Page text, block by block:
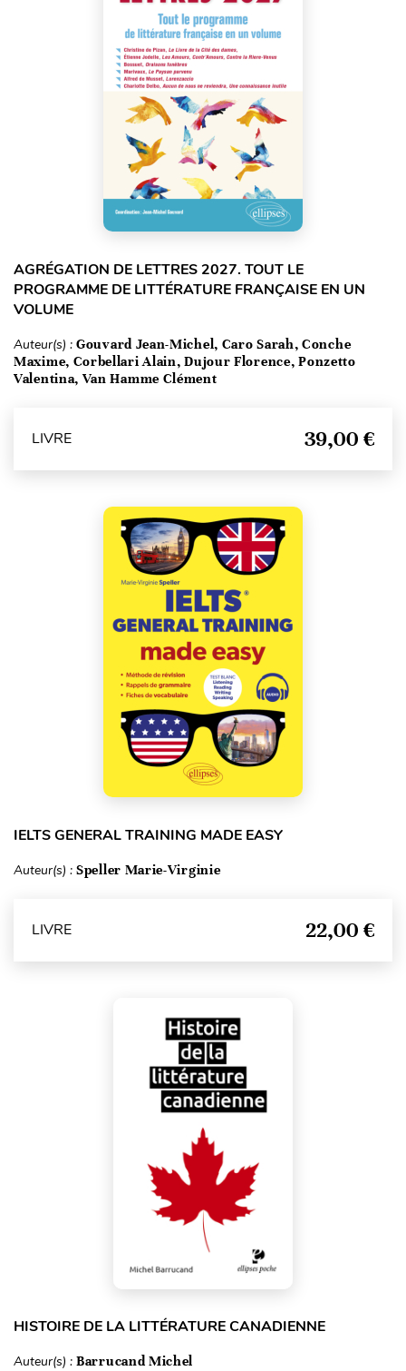
AGRÉGATION DE LETTRES 2027. TOUT LE
PROGRAMME DE LITTÉRATURE FRANÇAISE EN UN
VOLUME
Auteur(s) : Gouvard Jean-Michel, Caro Sarah, Conche
Maxime, Corbellari Alain, Dujour Florence, Ponzetto
Valentina, Van Hamme Clément
LIVRE 39,00 €
IELTS GENERAL TRAINING MADE EASY
Auteur(s) : Speller Marie-Virginie
LIVRE 22,00 €
HISTOIRE DE LA LITTÉRATURE CANADIENNE
Auteur(s) : Barrucand Michel